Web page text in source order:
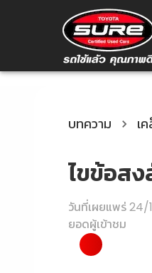
บทความ เ
ไขข้อสง
วันที่เผยแพร่24/
ยอดผู้เข้าชม